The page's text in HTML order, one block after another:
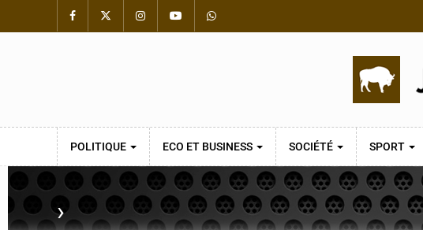
POLITIQUE ECO ET BUSINESS SOCIÉTÉ SPORT
›